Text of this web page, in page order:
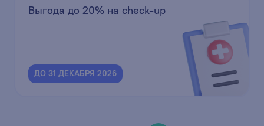
Выгода до 20% на check-up
ДО 31 ДЕКАБРЯ 2026